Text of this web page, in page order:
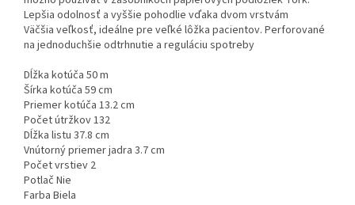
Lepšia odolnosť a vyššie pohodlie vďaka dvom vrstvám
Väčšia veľkosť, ideálne pre veľké lôžka pacientov. Perforované
na jednoduchšie odtrhnutie a reguláciu spotreby
Dĺžka kotúča 50 m
Šírka kotúča 59 cm
Priemer kotúča 13.2 cm
Počet útržkov 132
Dĺžka listu 37.8 cm
Vnútorný priemer jadra 3.7 cm
Počet vrstiev 2
Potlač Nie
Farba Biela